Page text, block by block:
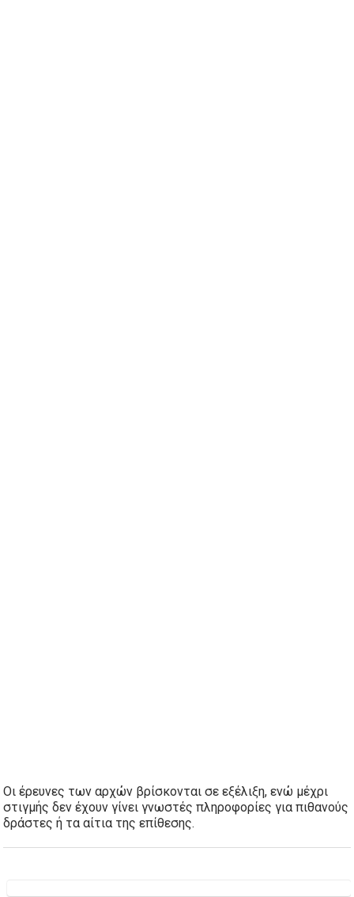
Οι έρευνες των αρχών βρίσκονται σε εξέλιξη, ενώ μέχρι
στιγμής δεν έχουν γίνει γνωστές πληροφορίες για πιθανούς
δράστες ή τα αίτια της επίθεσης.